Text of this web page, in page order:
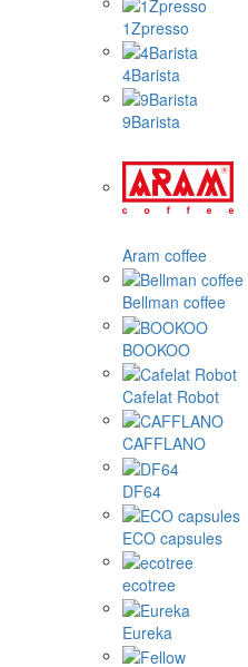
1Zpresso
4Barista
9Barista
Aram coffee
Bellman coffee
BOOKOO
Cafelat Robot
CAFFLANO
DF64
ECO capsules
ecotree
Eureka